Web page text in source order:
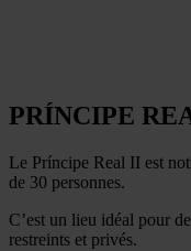
PRÍNCIPE
Le Príncipe Real II est
de 30 personnes.
C’est un lieu idéal pour
restreints et privés.